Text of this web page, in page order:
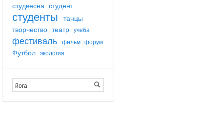
студвесна студент
студенты танцы
творчество театр учеба
фестиваль фильм форум
Футбол экология